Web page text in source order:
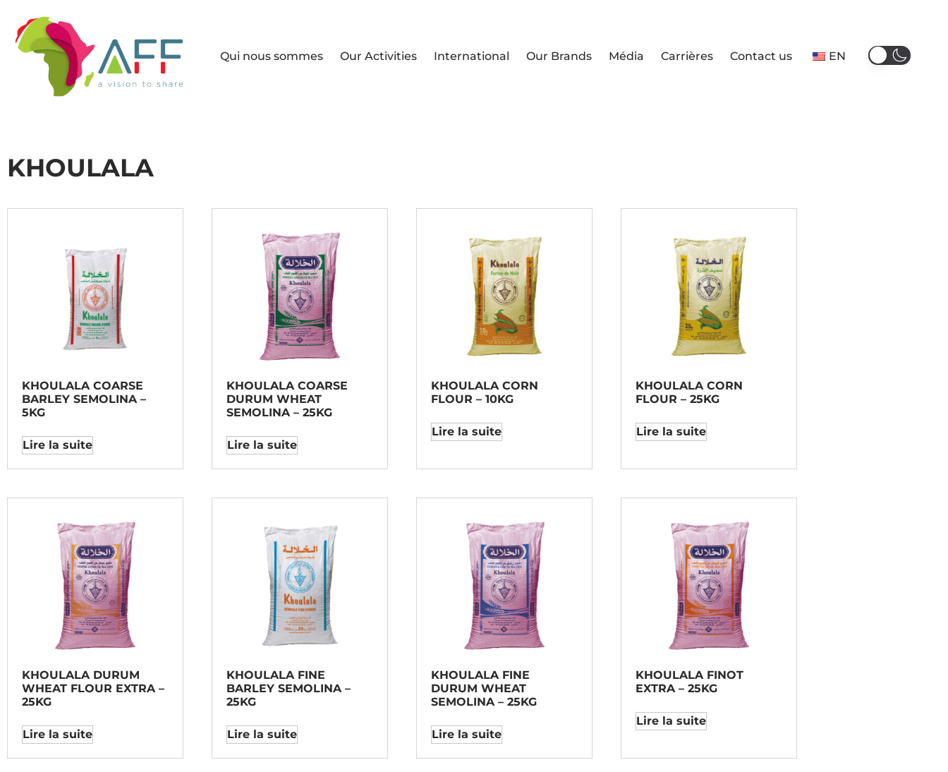
Qui nous sommes Our Activities International Our Brands Média Carrières Contact us EN
KHOULALA
KHOULALA COARSE
BARLEY SEMOLINA –
5KG
Lire la suite
KHOULALA COARSE
DURUM WHEAT
SEMOLINA – 25KG
Lire la suite
KHOULALA CORN
FLOUR – 10KG
Lire la suite
KHOULALA CORN
FLOUR – 25KG
Lire la suite
KHOULALA DURUM
WHEAT FLOUR EXTRA –
25KG
Lire la suite
KHOULALA FINE
BARLEY SEMOLINA –
25KG
Lire la suite
KHOULALA FINE
DURUM WHEAT
SEMOLINA – 25KG
Lire la suite
KHOULALA FINOT
EXTRA – 25KG
Lire la suite